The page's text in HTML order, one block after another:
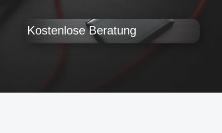
Kostenlose Beratung